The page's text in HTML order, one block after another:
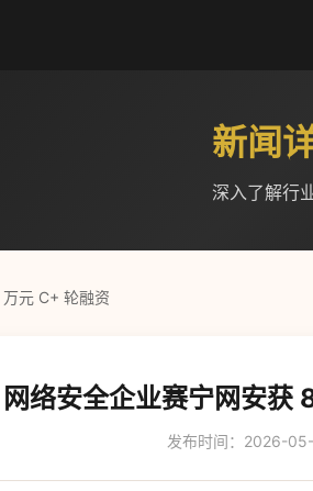
新闻
深入了解行
元 C+ 轮融资
网络安全企业赛宁网安
发布时间：2026-